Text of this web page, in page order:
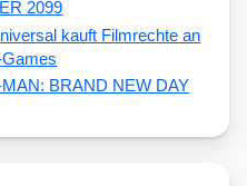
2099
kauft Filmrechte an
BRAND NEW DAY